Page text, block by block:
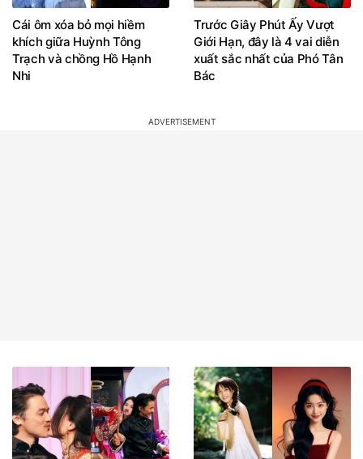
Cái ôm xóa bỏ mọi hiềm
khích giữa Huỳnh Tông
Trạch và chồng Hồ Hạnh
Nhi
Trước Giây Phút Ấy Vượt
Giới Hạn, đây là 4 vai diễn
xuất sắc nhất của Phó Tân
Bác